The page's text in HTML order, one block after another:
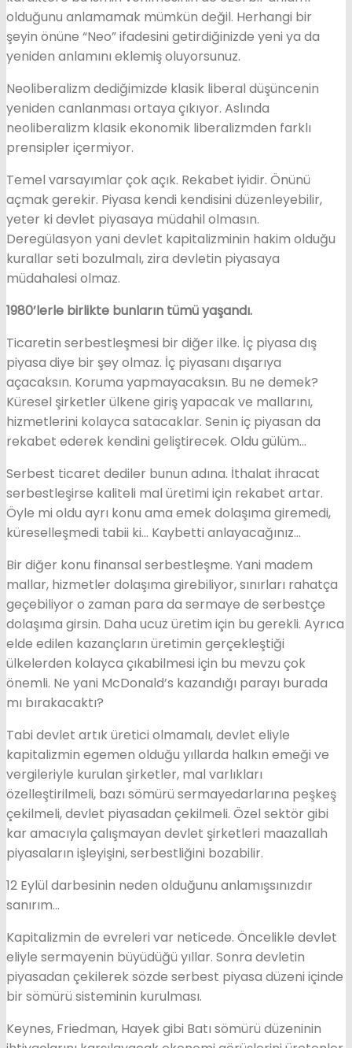
olduğunu anlamamak mümkün değil. Herhangi bir
şeyin önüne “Neo” ifadesini getirdiğinizde yeni ya da
yeniden anlamını eklemiş oluyorsunuz.
Neoliberalizm dediğimizde klasik liberal düşüncenin
yeniden canlanması ortaya çıkıyor. Aslında
neoliberalizm klasik ekonomik liberalizmden farklı
prensipler içermiyor.
Temel varsayımlar çok açık. Rekabet iyidir. Önünü
açmak gerekir. Piyasa kendi kendisini düzenleyebilir,
yeter ki devlet piyasaya müdahil olmasın.
Deregülasyon yani devlet kapitalizminin hakim olduğu
kurallar seti bozulmalı, zira devletin piyasaya
müdahalesi olmaz.
1980’lerle birlikte bunların tümü yaşandı.
Ticaretin serbestleşmesi bir diğer ilke. İç piyasa dış
piyasa diye bir şey olmaz. İç piyasanı dışarıya
açacaksın. Koruma yapmayacaksın. Bu ne demek?
Küresel şirketler ülkene giriş yapacak ve mallarını,
hizmetlerini kolayca satacaklar. Senin iç piyasan da
rekabet ederek kendini geliştirecek. Oldu gülüm…
Serbest ticaret dediler bunun adına. İthalat ihracat
serbestleşirse kaliteli mal üretimi için rekabet artar.
Öyle mi oldu ayrı konu ama emek dolaşıma giremedi,
küreselleşmedi tabii ki… Kaybetti anlayacağınız…
Bir diğer konu finansal serbestleşme. Yani madem
mallar, hizmetler dolaşıma girebiliyor, sınırları rahatça
geçebiliyor o zaman para da sermaye de serbestçe
dolaşıma girsin. Daha ucuz üretim için bu gerekli. Ayrıca
elde edilen kazançların üretimin gerçekleştiği
ülkelerden kolayca çıkabilmesi için bu mevzu çok
önemli. Ne yani McDonald’s kazandığı parayı burada
mı bırakacaktı?
Tabi devlet artık üretici olmamalı, devlet eliyle
kapitalizmin egemen olduğu yıllarda halkın emeği ve
vergileriyle kurulan şirketler, mal varlıkları
özelleştirilmeli, bazı sömürü sermayedarlarına peşkeş
çekilmeli, devlet piyasadan çekilmeli. Özel sektör gibi
kar amacıyla çalışmayan devlet şirketleri maazallah
piyasaların işleyişini, serbestliğini bozabilir.
12 Eylül darbesinin neden olduğunu anlamışsınızdır
sanırım…
Kapitalizmin de evreleri var neticede. Öncelikle devlet
eliyle sermayenin büyüdüğü yıllar. Sonra devletin
piyasadan çekilerek sözde serbest piyasa düzeni içinde
bir sömürü sisteminin kurulması.
Keynes, Friedman, Hayek gibi Batı sömürü düzeninin